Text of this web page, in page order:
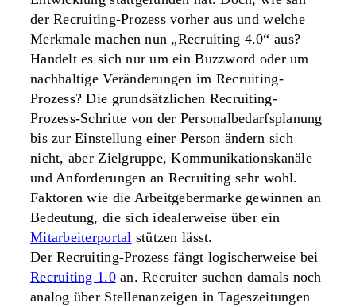
der Recruiting-Prozess vorher aus und welche
Merkmale machen nun „Recruiting 4.0“ aus?
Handelt es sich nur um ein Buzzword oder um
nachhaltige Veränderungen im Recruiting-
Prozess? Die grundsätzlichen Recruiting-
Prozess-Schritte von der Personalbedarfsplanung
bis zur Einstellung einer Person ändern sich
nicht, aber Zielgruppe, Kommunikationskanäle
und Anforderungen an Recruiting sehr wohl.
Faktoren wie die Arbeitgebermarke gewinnen an
Bedeutung, die sich idealerweise über ein
Mitarbeiterportal stützen lässt.
Der Recruiting-Prozess fängt logischerweise bei
Recruiting 1.0an. Recruiter suchen damals noch
analog über Stellenanzeigen in Tageszeitungen